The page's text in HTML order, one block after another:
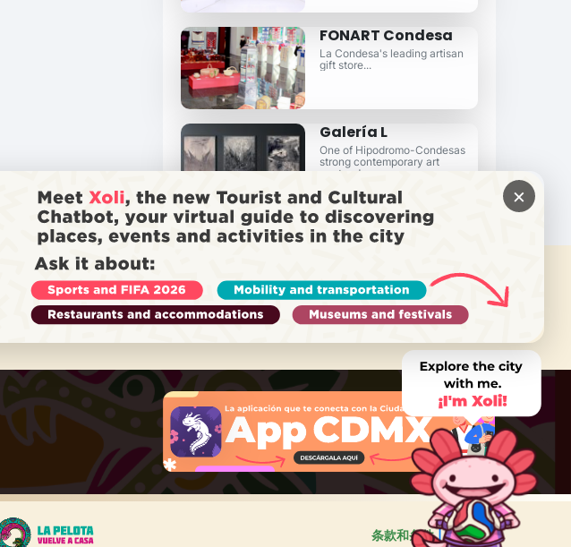
FONART Condesa
La Condesa's leading artisan
gift store...
Galería L
One of Hipodromo-Condesas
strong contemporary art
contenders...
需要帮助吗？
致电 Locatel
条款和条件 隐私政策
×